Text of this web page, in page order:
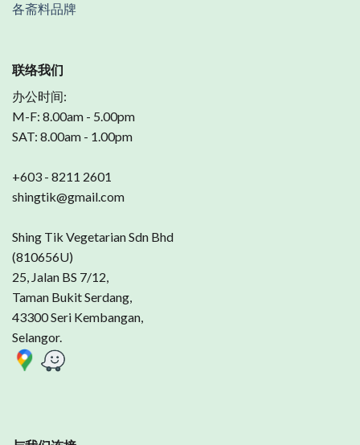
各斋料品牌
联络我们
办公时间:
M-F: 8.00am - 5.00pm
SAT: 8.00am - 1.00pm
+603 - 8211 2601
shingtik@gmail.com
Shing Tik Vegetarian Sdn Bhd
(810656U)
25, Jalan BS 7/12,
Taman Bukit Serdang,
43300 Seri Kembangan,
Selangor.